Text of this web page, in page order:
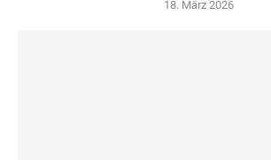
18. März 2026